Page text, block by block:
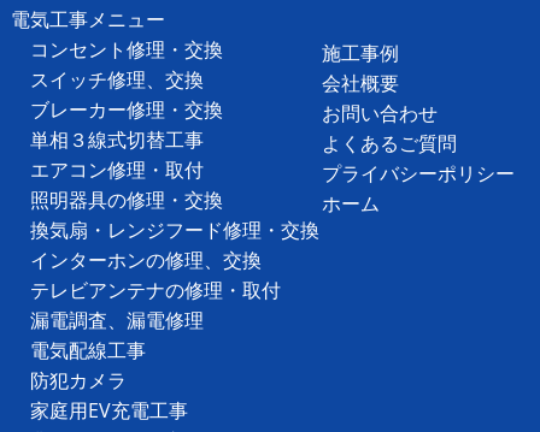
電気工事メニュー
コンセント修理・交換
スイッチ修理、交換
ブレーカー修理・交換
単相３線式切替工事
エアコン修理・取付
照明器具の修理・交換
換気扇・レンジフード修理・交換
インターホンの修理、交換
テレビアンテナの修理・取付
漏電調査、漏電修理
電気配線工事
防犯カメラ
家庭用EV充電工事
施工事例
会社概要
お問い合わせ
よくあるご質問
プライバシーポリシー
ホーム